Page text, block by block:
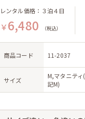
レンタル価格：３泊４日
￥6,480 （税込）
商品コード 11-2037
サイズ
M,マタニティ
記M)